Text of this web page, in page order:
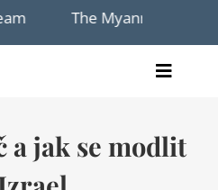
The Myanmar and
Toggle
a jak se modlit